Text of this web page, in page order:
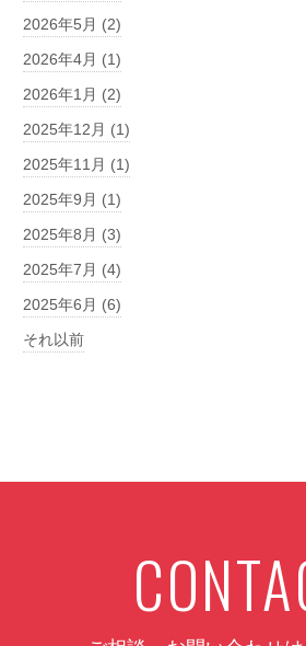
2026年5月 (2)
2026年4月 (1)
2026年1月 (2)
2025年12月 (1)
2025年11月 (1)
2025年9月 (1)
2025年8月 (3)
2025年7月 (4)
2025年6月 (6)
それ以前